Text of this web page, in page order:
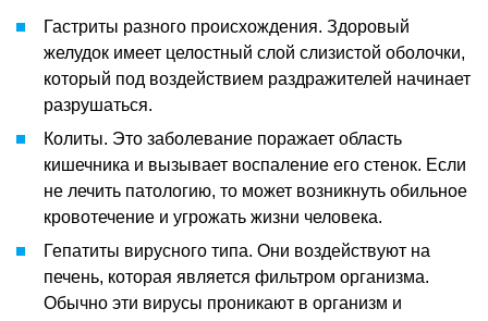
Гастриты разного происхождения. Здоровый
желудок имеет целостный слой слизистой оболочки,
который под воздействием раздражителей начинает
разрушаться.
Колиты. Это заболевание поражает область
кишечника и вызывает воспаление его стенок. Если
не лечить патологию, то может возникнуть обильное
кровотечение и угрожать жизни человека.
Гепатиты вирусного типа. Они воздействуют на
печень, которая является фильтром организма.
Обычно эти вирусы проникают в организм и